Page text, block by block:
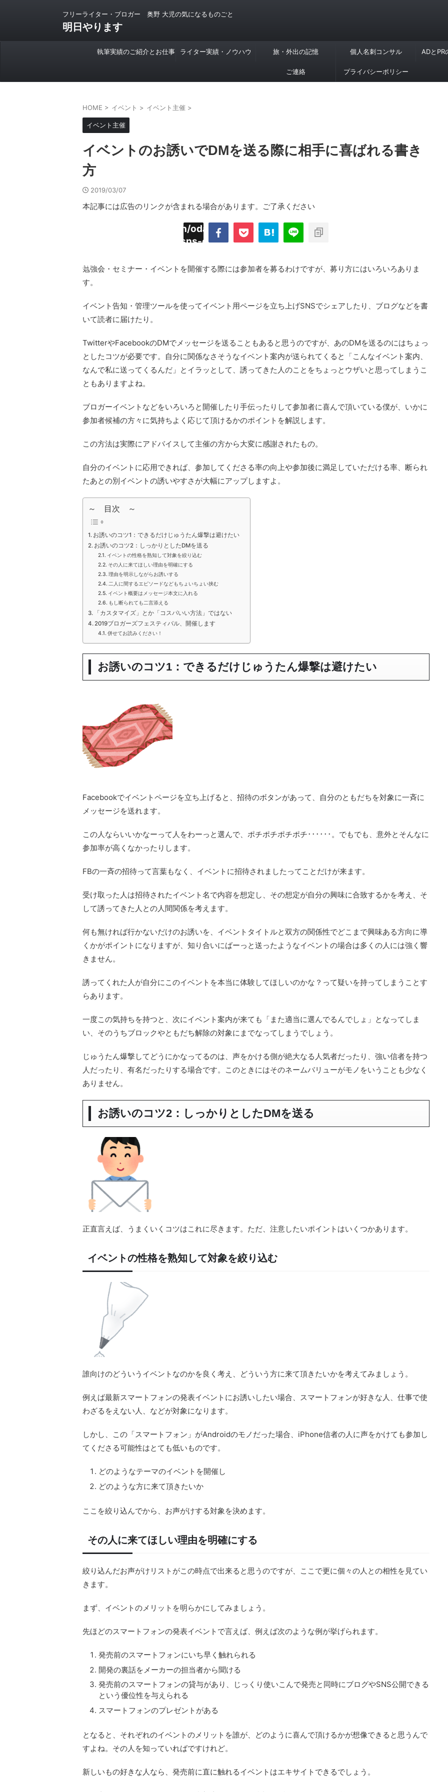
フリーライター・ブロガー 奥野 大児の気になるものごと
明日やります
執筆実績のご紹介とお仕事 ライター実績・ノウハウ 旅・外出の記憶 個人名刺コンサル ADとPR
ご連絡 プライバシーポリシー
HOME > イベント > イベント主催 >
イベント主催
イベントのお誘いでDMを送る際に相手に喜ばれる書き
方
2019/03/07
本記事には広告のリンクが含まれる場合があります。ご了承ください
"Twitter"
/home/daimyoojin/odaiji.com/public_html/blog/wp-
content/plugins/sns-count-cache/sns-count-
勉強会・セミナー・イベントを開催する際には参加者を募るわけですが、募り方にはいろいろありま
す。
イベント告知・管理ツールを使ってイベント用ページを立ち上げSNSでシェアしたり、ブログなどを書
いて読者に届けたり。
TwitterやFacebookのDMでメッセージを送ることもあると思うのですが、あのDMを送るのにはちょっ
としたコツが必要です。自分に関係なさそうなイベント案内が送られてくると「こんなイベント案内、
なんで私に送ってくるんだ」とイラッとして、誘ってきた人のことをちょっとウザいと思ってしまうこ
ともありますよね。
ブロガーイベントなどをいろいろと開催したり手伝ったりして参加者に喜んで頂いている僕が、いかに
参加者候補の方々に気持ちよく応じて頂けるかのポイントを解説します。
この方法は実際にアドバイスして主催の方から大変に感謝されたもの。
自分のイベントに応用できれば、参加してくださる率の向上や参加後に満足していただける率、断られ
たあとの別イベントの誘いやすさが大幅にアップしますよ。
～ 目次 ～
お誘いのコツ1：できるだけじゅうたん爆撃は避けたい
お誘いのコツ2：しっかりとしたDMを送る
イベントの性格を熟知して対象を絞り込む
その人に来てほしい理由を明確にする
理由を明示しながらお誘いする
二人に間するエピソードなどもちょいちょい挟む
イベント概要はメッセージ本文に入れる
もし断られても二言添える
「カスタマイズ」とか「コスパいい方法」ではない
2019ブロガーズフェスティバル、開催します
併せてお読みください！
お誘いのコツ1：できるだけじゅうたん爆撃は避けたい
Facebookでイベントページを立ち上げると、招待のボタンがあって、自分のともだちを対象に一斉に
メッセージを送れます。
この人ならいいかなーって人をわーっと選んで、ポチポチポチポチ･･････。でもでも、意外とそんなに
参加率が高くなかったりします。
FBの一斉の招待って言葉もなく、イベントに招待されましたってことだけが来ます。
受け取った人は招待されたイベント名で内容を想定し、その想定が自分の興味に合致するかを考え、そ
して誘ってきた人との人間関係を考えます。
何も無ければ行かないだけのお誘いを、イベントタイトルと双方の関係性でどこまで興味ある方向に導
くかがポイントになりますが、知り合いにばーっと送ったようなイベントの場合は多くの人には強く響
きません。
誘ってくれた人が自分にこのイベントを本当に体験してほしいのかな？って疑いを持ってしまうことす
らあります。
一度この気持ちを持つと、次にイベント案内が来ても「また適当に選んでるんでしょ」となってしま
い、そのうちブロックやともだち解除の対象にまでなってしまうでしょう。
じゅうたん爆撃してどうにかなってるのは、声をかける側が絶大なる人気者だったり、強い信者を持つ
人だったり、有名だったりする場合です。このときにはそのネームバリューがモノをいうことも少なく
ありません。
お誘いのコツ2：しっかりとしたDMを送る
正直言えば、うまくいくコツはこれに尽きます。ただ、注意したいポイントはいくつかあります。
イベントの性格を熟知して対象を絞り込む
誰向けのどういうイベントなのかを良く考え、どういう方に来て頂きたいかを考えてみましょう。
例えば最新スマートフォンの発表イベントにお誘いしたい場合、スマートフォンが好きな人、仕事で使
わざるをえない人、などが対象になります。
しかし、この「スマートフォン」がAndroidのモノだった場合、iPhone信者の人に声をかけても参加し
てくださる可能性はとても低いものです。
どのようなテーマのイベントを開催し
どのような方に来て頂きたいか
ここを絞り込んでから、お声がけする対象を決めます。
その人に来てほしい理由を明確にする
絞り込んだお声がけリストがこの時点で出来ると思うのですが、ここで更に個々の人との相性を見てい
きます。
まず、イベントのメリットを明らかにしてみましょう。
先ほどのスマートフォンの発表イベントで言えば、例えば次のような例が挙げられます。
発売前のスマートフォンにいち早く触れられる
開発の裏話をメーカーの担当者から聞ける
発売前のスマートフォンの貸与があり、じっくり使いこんで発売と同時にブログやSNS公開できる
という優位性を与えられる
スマートフォンのプレゼントがある
となると、それぞれのイベントのメリットを誰が、どのように喜んで頂けるかが想像できると思うんで
すよね。その人を知っていればですけれど。
新しいもの好きな人なら、発売前に直に触れるイベントはエキサイトできるでしょう。